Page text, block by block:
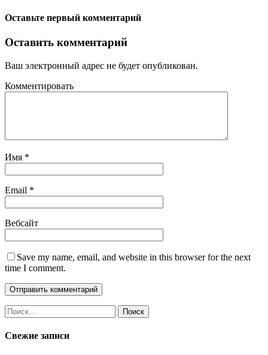
Оставьте первый комментарий
Оставить комментарий
Ваш электронный адрес не будет опубликован.
Комментировать
Имя *
Email *
Вебсайт
Save my name, email, and website in this browser for the next
time I comment.
Найти:
Свежие записи